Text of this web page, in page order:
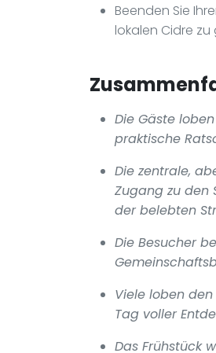
Beenden Sie
lokalen Cidre zu
Die Gäste
praktische
Die zentrale,
Zugang zu den
der belebten
Die Besucher
Viele loben
Tag voller
Das Frühstück